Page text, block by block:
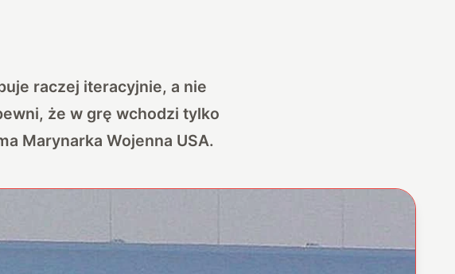
raczej iteracyjnie, a nie
że w grę wchodzi tylko
Marynarka Wojenna USA.